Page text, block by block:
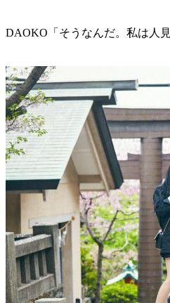
DAOKO「そうなんだ。私は人